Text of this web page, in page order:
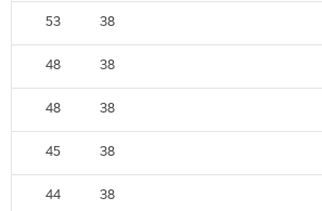
38
53
38
48
38
48
38
45
38
44